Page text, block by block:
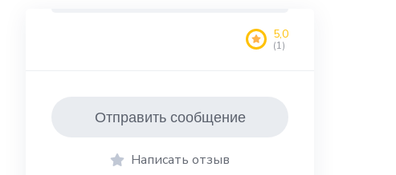
5,0
(1)
Отправить сообщение
Написать отзыв